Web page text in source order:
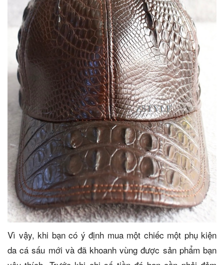
Vì vậy, khi bạn có ý định mua một chiếc một phụ kiện
da cá sấu mới và đã khoanh vùng được sản phẩm bạn